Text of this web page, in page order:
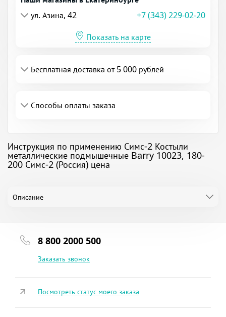
ул. Азина, 42
+7 (343) 229-02-20
Показать на карте
Бесплатная доставка от 5 000 рублей
Способы оплаты заказа
Инструкция по применению Симс-2 Костыли
металлические подмышечные Barry 10023, 180-
200 Симс-2 (Россия) цена
Описание
8 800 2000 500
Заказать звонок
Посмотреть статус моего заказа